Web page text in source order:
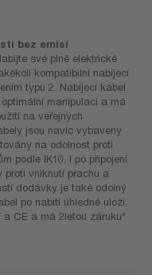
bez emisí
své plně elektrické
kompatibilní nabíjecí
typu 2. Nabíjecí kabel
manipulaci a má
na veřejných
jsou navíc vybaveny
na odolnost proti
podle IK10. I po připojení
proti vniknutí prachu a
dodávky je také odolný
po nabití úhledně uloží.
a CE a má 2letou záruku*